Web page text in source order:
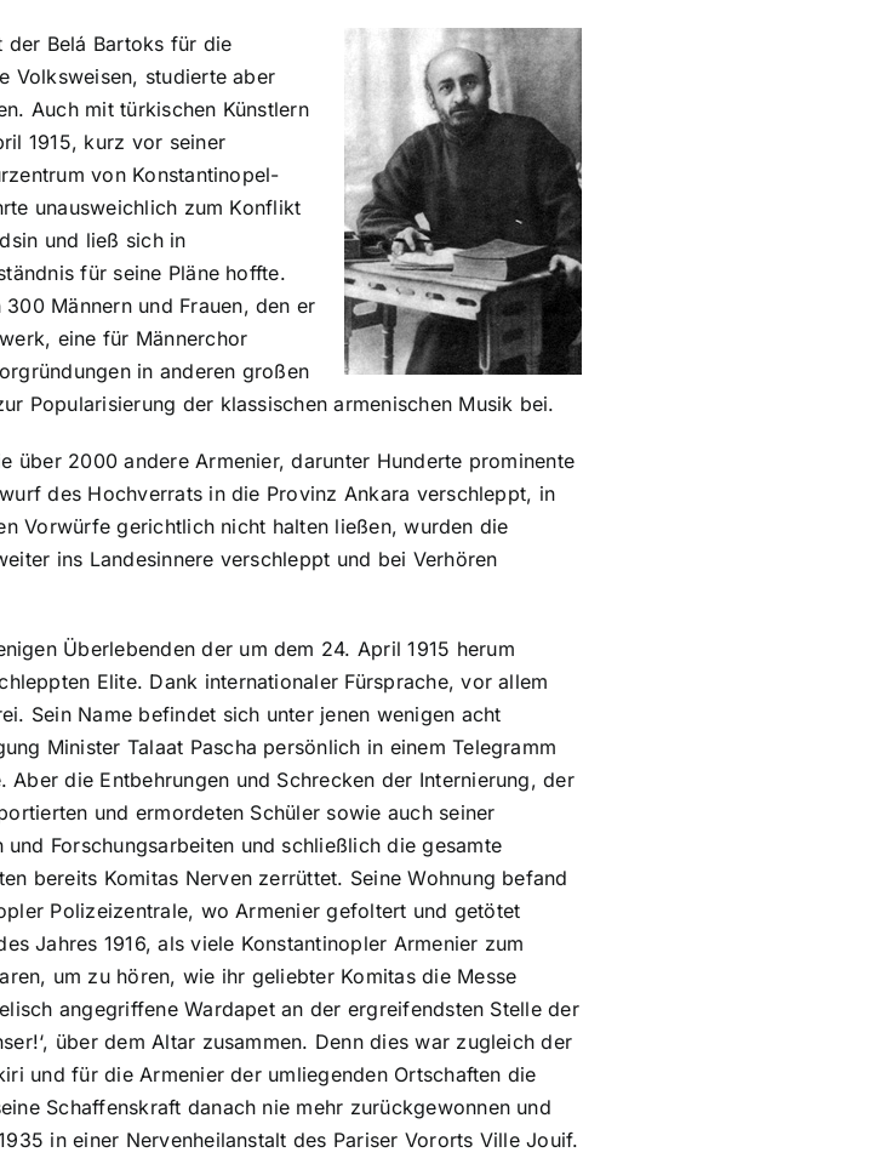
der Belá Bartoks für die
Volksweisen, studierte aber
Auch mit türkischen Künstlern
1915, kurz vor seiner
von Konstantinopel-
unausweichlich zum Konflikt
und ließ sich in
für seine Pläne hoffte.
Männern und Frauen, den er
eine für Männerchor
in anderen großen
Popularisierung der klassischen armenischen Musik bei.
über 2000 andere Armenier, darunter Hunderte prominente
des Hochverrats in die Provinz Ankara verschleppt, in
Vorwürfe gerichtlich nicht halten ließen, wurden die
ins Landesinnere verschleppt und bei Verhören
Überlebenden der um dem 24. April 1915 herum
Elite. Dank internationaler Fürsprache, vor allem
Sein Name befindet sich unter jenen wenigen acht
Minister Talaat Pascha persönlich in einem Telegramm
Aber die Entbehrungen und Schrecken der Internierung, der
und ermordeten Schüler sowie auch seiner
Forschungsarbeiten und schließlich die gesamte
bereits Komitas Nerven zerrüttet. Seine Wohnung befand
Polizeizentrale, wo Armenier gefoltert und getötet
Jahres 1916, als viele Konstantinopler Armenier zum
um zu hören, wie ihr geliebter Komitas die Messe
angegriffene Wardapet an der ergreifendsten Stelle der
über dem Altar zusammen. Denn dies war zugleich der
und für die Armenier der umliegenden Ortschaften die
Schaffenskraft danach nie mehr zurückgewonnen und
in einer Nervenheilanstalt des Pariser Vororts Ville Jouif.